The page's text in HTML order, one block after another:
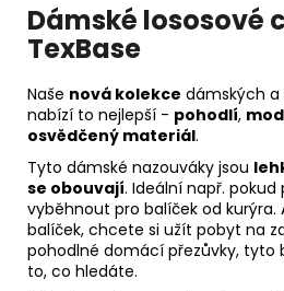
Dámské lososové
TexBase
Naše nová kolekce dámských a
nabízí to nejlepší - pohodlí,
osvědčený materiál.
Tyto dámské nazouváky jsou
se obouvají. Ideální např.
vyběhnout pro balíček od
balíček, chcete si užít pobyt na
pohodlné domácí přezůvky, tyto
to, co hledáte.